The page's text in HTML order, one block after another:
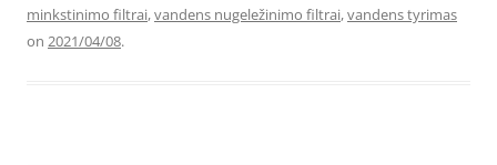
minkstinimo filtrai,vandens nugeležinimo filtrai,vandens tyrimas
on 2021/04/08.